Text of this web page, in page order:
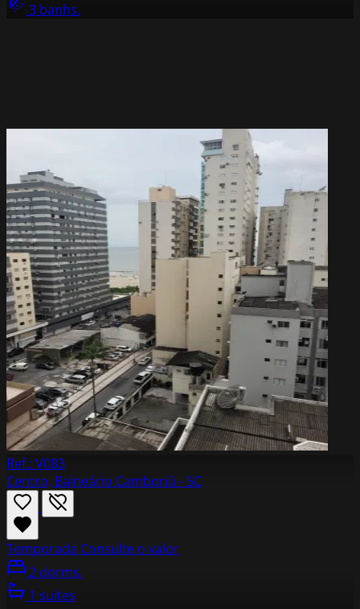
3 banhs.
Ref.: V083
Centro, Balneário Camboriú - SC
Temporada Consulte o valor
2 dorms.
1 suítes